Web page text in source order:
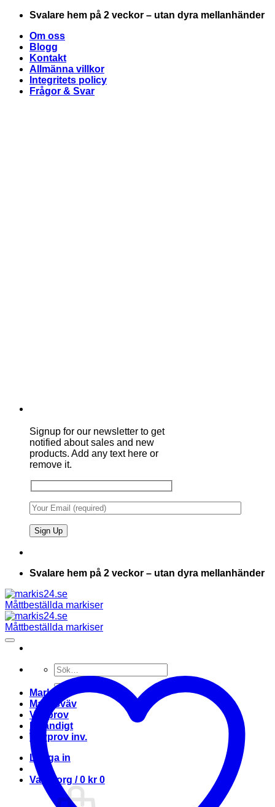
Skip
content
Svalare hem på 2 veckor – utan dyra mellanhänder
Om oss
Blogg
Kontakt
Allmänna villkor
Integritets policy
Frågor & Svar
Signup for our newsletter to get
notified about sales and new
products. Add any text here or
remove it.
Svalare hem på 2 veckor – utan dyra mellanhänder
Sök
efter:
Markis
Markisväv
Vävprov
Invändigt
Vävprov inv.
Logga in
Varukorg /0 kr 0